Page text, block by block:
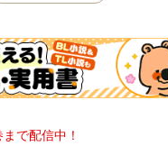
まで配信中！